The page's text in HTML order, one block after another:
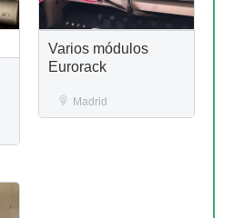
Varios módulos
Eurorack
Madrid